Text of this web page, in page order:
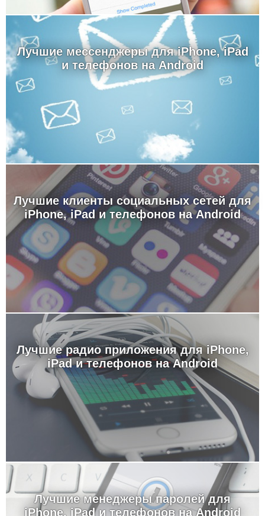
Лучшие мессенджеры для iPhone, iPad
и телефонов на Android
Лучшие клиенты социальных сетей для
iPhone, iPad и телефонов на Android
Лучшие радио приложения для iPhone,
iPad и телефонов на Android
Лучшие менеджеры паролей для
iPhone, iPad и телефонов на Android